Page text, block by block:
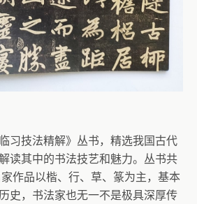
习技法精解》丛书，精选我国古代
读其中的书法技艺和魅力。丛书共
作品以楷、行、草、篆为主，基本
史，书法家也无一不是极具深厚传